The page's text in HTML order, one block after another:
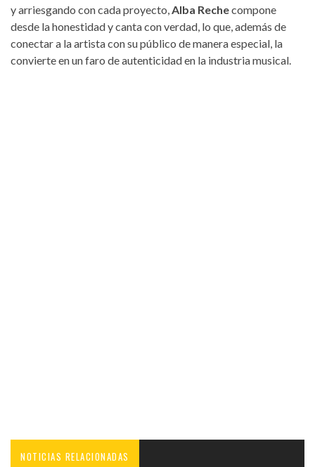
y arriesgando con cada proyecto,Alba Rechecompone
desde la honestidad y canta con verdad, lo que, además de
conectar a la artista con su público de manera especial, la
convierte en un faro de autenticidad en la industria musical.
NOTICIAS RELACIONADAS